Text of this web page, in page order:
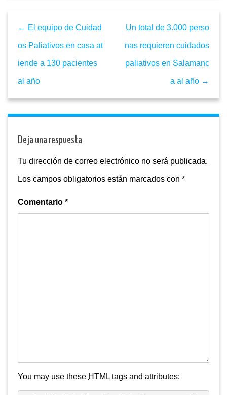
← El equipo de Cuidad
os Paliativos en casa at
iende a 130 pacientes
al año
Un total de 3.000 perso
nas requieren cuidados
paliativos en Salamanc
a al año →
Deja una respuesta
Tu dirección de correo electrónico no será publicada.
Los campos obligatorios están marcados con *
Comentario *
You may use these HTML tags and attributes: